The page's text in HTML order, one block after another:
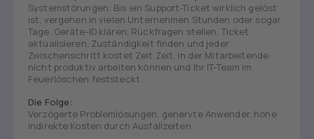
Systemstörungen: Bis ein Support-Ticket wirklich gelöst
ist, vergehen in vielen Unternehmen Stunden oder sogar
Tage. Geräte-ID klären, Rückfragen stellen, Ticket
aktualisieren, Zuständigkeit finden und jeder
Zwischenschritt kostet Zeit.Zeit, in der Mitarbeitende
nicht produktiv arbeiten können und Ihr IT-Team im
Feuerlöschen feststeckt.
Die Folge:
Verzögerte Problemlösungen, genervte Anwender, hohe
indirekte Kosten durch Ausfallzeiten.